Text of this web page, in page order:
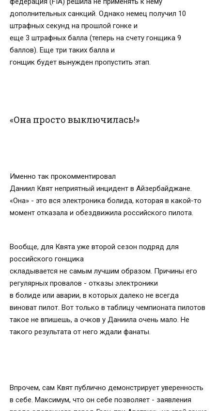
дополнительных санкций. Однако немец получил 10
штрафных секунд на прошлой гонке и
еще 3 штрафных балла (теперь на счету гонщика 9
баллов). Еще три таких балла и
гонщик будет вынужден пропустить этап.
«Она просто выключилась!»
Именно так прокомментировал
Даниил Квят неприятный инцидент в Айзербайджане.
«Она» - это вся электроника болида, которая в какой-то
момент отказала и обездвижила российского пилота.
Вообще, для Квята уже второй сезон подряд для
российского гонщика
складывается не самым лучшим образом. Причины его
регулярных провалов - отказы электроники
в болиде или аварии, в которых далеко не всегда
виноват пилот. Вот только в таблицу чемпионата пилотов
такое не впишешь, а очков у Даниила очень мало. Не
такого результата от него ждали фанаты.
Впрочем, сам Квят публично демонстрирует уверенность
в себе. Максимум, что он себе позволяет - заявления